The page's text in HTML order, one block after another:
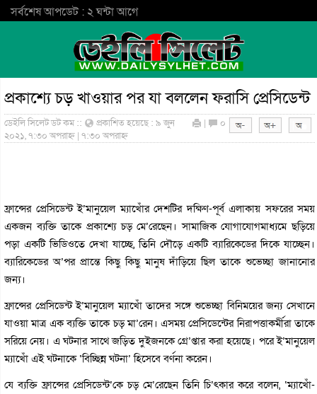
সর্বশেষ আপডেট : ২ ঘন্টা আগে
প্রকাশ্যে চড় খাওয়ার পর যা বললেন ফরাসি প্রেসিডেন্ট
ডেইলি সিলেট ডট কম ::
প্রকাশিত হয়েছে : ৯ জুন
২০২১, ৭:৩০ অপরাহ্ন | ৭:৩০ অপরাহ্ন
| ০
ফ্রান্সের প্রেসিডেন্ট ই’মানুয়েল ম্যাখোঁর দেশটির দক্ষিণ-পূর্ব এলাকায় সফরের সময়
একজন ব্যক্তি তাকে প্রকাশ্যে চড় মে’রেছেন। সামাজিক যোগাযোগমাধ্যমে ছড়িয়ে
পড়া একটি ভিডিওতে দেখা যাচ্ছে, তিনি দৌড়ে একটি ব্যারিকেডের দিকে যাচ্ছেন।
ব্যারিকেডের অ’পর প্রান্তে কিছু কিছু মানুষ দাঁড়িয়ে ছিল তাকে শুভেচ্ছা জানানোর
জন্য।
ফ্রান্সের প্রেসিডেন্ট ই’মানুয়েল ম্যাখোঁ তাদের সঙ্গে শুভেচ্ছা বিনিময়ের জন্য সেখানে
যাওয়া মাত্র এক ব্যক্তি তাকে চড় মা’রেন। এসময় প্রেসিডেন্টের নিরাপত্তাকর্মীরা তাকে
সরিয়ে নেয়। এ ঘটনার সাথে জড়িত দুইজনকে গ্রে’প্তার করা হয়েছে। পরে ই’মানুয়েল
ম্যাখোঁ এই ঘটনাকে ‘বিচ্ছিন্ন ঘটনা’ হিসেবে বর্ণনা করেন।
যে ব্যক্তি ফ্রান্সের প্রেসিডেন্ট’কে চড় মে’রেছেন তিনি চি’ৎকার করে বলেন, ‘ম্যাখোঁ-